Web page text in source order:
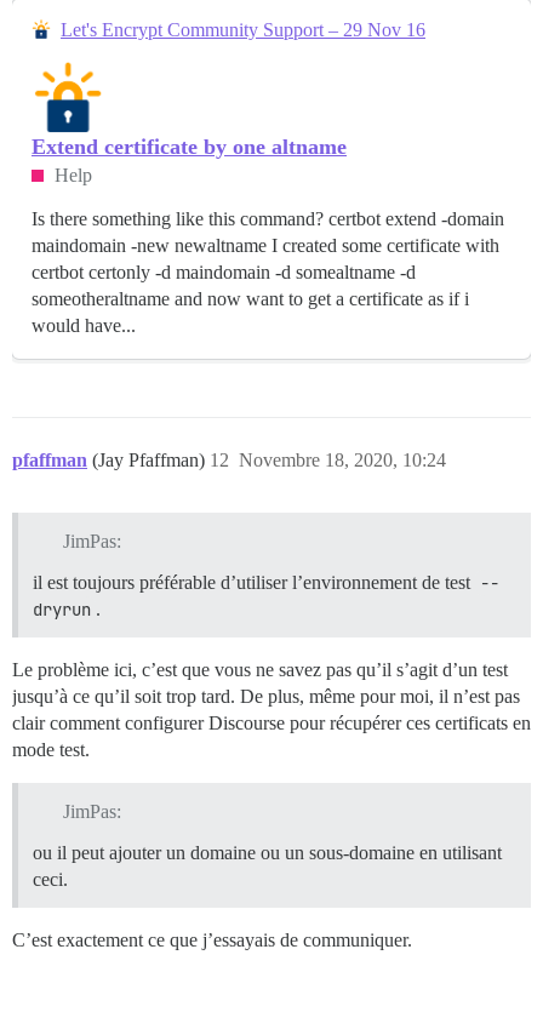
Let's Encrypt Community Support – 29 Nov 16
Extend certificate by one altname
Help
Is there something like this command? certbot extend -domain
maindomain -new newaltname I created some certificate with
certbot certonly -d maindomain -d somealtname -d
someotheraltname and now want to get a certificate as if i
would have...
pfaffman (Jay Pfaffman) Novembre 18, 2020, 10:24
12
JimPas:
il est toujours préférable d’utiliser l’environnement de test --
dryrun .
Le problème ici, c’est que vous ne savez pas qu’il s’agit d’un test
jusqu’à ce qu’il soit trop tard. De plus, même pour moi, il n’est pas
clair comment configurer Discourse pour récupérer ces certificats en
mode test.
JimPas:
ou il peut ajouter un domaine ou un sous-domaine en utilisant
ceci.
C’est exactement ce que j’essayais de communiquer.